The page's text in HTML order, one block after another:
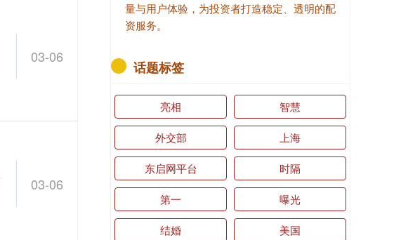
03-06
03-06
量与用户体验，为投资者打造稳定、透明的配
资服务。
话题标签
亮相 智慧
外交部 上海
东启网平台 时隔
第一 曝光
结婚 美国